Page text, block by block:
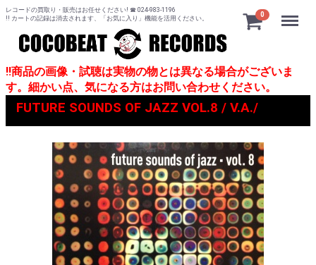
レコードの買取り・販売はお任せください! ☎ 024-983-1196
!! カートの記録は消去されます、「お気に入り」機能を活用ください。
0 Menu
!!商品の画像・試聴は実物の物とは異なる場合がございま
す。細かい点、気になる方はお問い合わせください。
FUTURE SOUNDS OF JAZZ VOL.8 / V.A./